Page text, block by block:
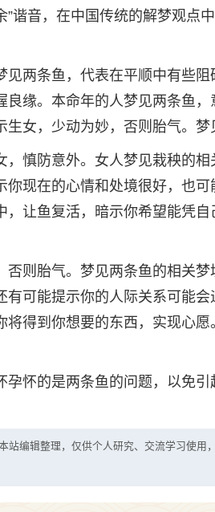
”谐音，在中国传统的解梦观点
两条鱼，代表在平顺中有些
缘。本命年的人梦见两条鱼
女，少动为妙，否则胎气。
慎防意外。女人梦见栽秧的
现在的心情和处境很好，也
让鱼复活，暗示你希望能凭
则胎气。梦见两条鱼的相关
可能提示你的人际关系可能
得到你想要的东西，实现心
怀的是两条鱼的问题，以免
编辑整理，仅供个人研究、交流学习使用